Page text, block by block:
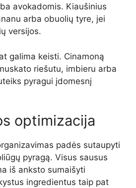
avokadomis. Kiaušinius
arba obuolių tyre, jei
versijos.
galima keisti. Cinamoną
riešutu, imbieru arba
pyragui įdomesnį
optimizacija
padės sutaupyti
pyragą. Visus sausus
iš anksto sumaišyti
ingredientus taip pat